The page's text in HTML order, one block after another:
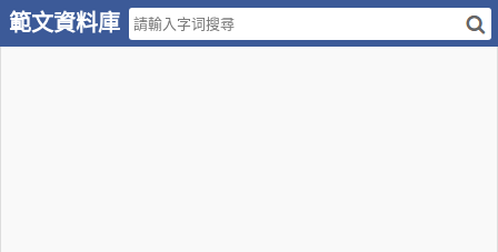
範文資料庫